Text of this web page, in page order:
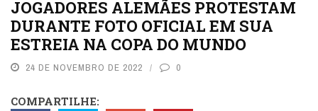
JOGADORES ALEMÃES PROTESTAM
DURANTE FOTO OFICIAL EM SUA
ESTREIA NA COPA DO MUNDO
24 DE NOVEMBRO DE 2022 0
COMPARTILHE: